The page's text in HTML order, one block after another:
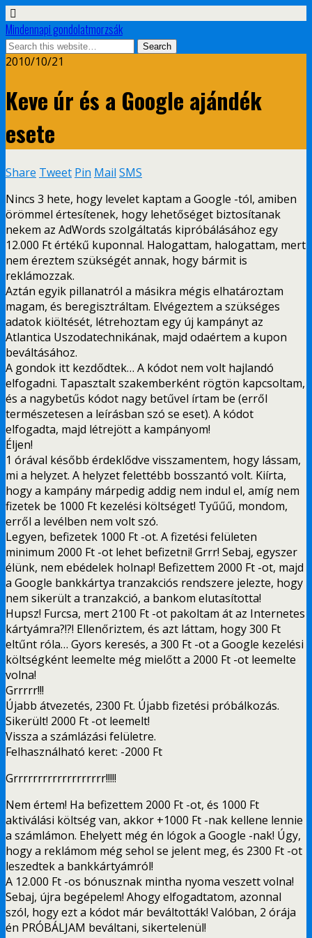
Mindennapi gondolatmorzsák
2010/10/21
Keve úr és a Google ajándék
esete
Share Tweet Pin Mail SMS
Nincs 3 hete, hogy levelet kaptam a Google -tól, amiben
örömmel értesítenek, hogy lehetőséget biztosítanak
nekem az AdWords szolgáltatás kipróbálásához egy
12.000 Ft értékű kuponnal. Halogattam, halogattam, mert
nem éreztem szükségét annak, hogy bármit is
reklámozzak.
Aztán egyik pillanatról a másikra mégis elhatároztam
magam, és beregisztráltam. Elvégeztem a szükséges
adatok kiöltését, létrehoztam egy új kampányt az
Atlantica Uszodatechnikának, majd odaértem a kupon
beváltásához.
A gondok itt kezdődtek… A kódot nem volt hajlandó
elfogadni. Tapasztalt szakemberként rögtön kapcsoltam,
és a nagybetűs kódot nagy betűvel írtam be (erről
természetesen a leírásban szó se eset). A kódot
elfogadta, majd létrejött a kampányom!
Éljen!
1 órával később érdeklődve visszamentem, hogy lássam,
mi a helyzet. A helyzet felettébb bosszantó volt. Kiírta,
hogy a kampány márpedig addig nem indul el, amíg nem
fizetek be 1000 Ft kezelési költséget! Tyűűű, mondom,
erről a levélben nem volt szó.
Legyen, befizetek 1000 Ft -ot. A fizetési felületen
minimum 2000 Ft -ot lehet befizetni! Grrr! Sebaj, egyszer
élünk, nem ebédelek holnap! Befizettem 2000 Ft -ot, majd
a Google bankkártya tranzakciós rendszere jelezte, hogy
nem sikerült a tranzakció, a bankom elutasította!
Hupsz! Furcsa, mert 2100 Ft -ot pakoltam át az Internetes
kártyámra?!?! Ellenőriztem, és azt láttam, hogy 300 Ft
eltűnt róla… Gyors keresés, a 300 Ft -ot a Google kezelési
költségként leemelte még mielőtt a 2000 Ft -ot leemelte
volna!
Grrrrr!!!
Újabb átvezetés, 2300 Ft. Újabb fizetési próbálkozás.
Sikerült! 2000 Ft -ot leemelt!
Vissza a számlázási felületre.
Felhasználható keret: -2000 Ft
Grrrrrrrrrrrrrrrrrrr!!!!!
Nem értem! Ha befizettem 2000 Ft -ot, és 1000 Ft
aktiválási költség van, akkor +1000 Ft -nak kellene lennie
a számlámon. Ehelyett még én lógok a Google -nak! Úgy,
hogy a reklámom még sehol se jelent meg, és 2300 Ft -ot
leszedtek a bankkártyámról!
A 12.000 Ft -os bónusznak mintha nyoma veszett volna!
Sebaj, újra begépelem! Ahogy elfogadtatom, azonnal
szól, hogy ezt a kódot már beváltották! Valóban, 2 órája
én PRÓBÁLJAM beváltani, sikertelenül!